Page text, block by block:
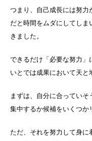
つまり、自己成長には努力
だと時間をムダにしてし
きました。
できるだけ「必要な努力」
いとでは成果において天と
まずは、自分に合ってい
集中するか候補をいくつか
ただ、それを努力して身に